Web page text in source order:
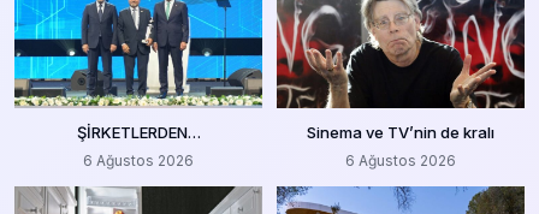
ŞİRKETLERDEN…
6 Ağustos 2026
Sinema ve TV’nin de kralı
6 Ağustos 2026